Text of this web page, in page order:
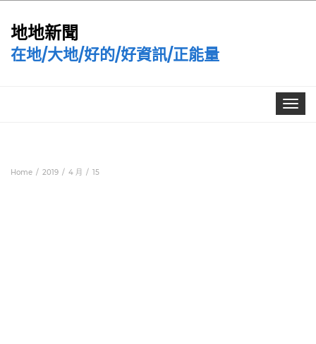
地地新聞
在地/大地/好的/好資訊/正能量
Toggle
Home 2019 4 月 15